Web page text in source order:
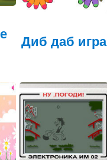
Диб даб игра